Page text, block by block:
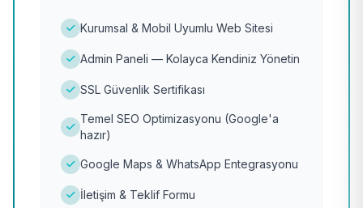
Kurumsal & Mobil Uyumlu Web Sitesi
Admin Paneli — Kolayca Kendiniz Yönetin
SSL Güvenlik Sertifikası
Temel SEO Optimizasyonu (Google'a
hazır)
Google Maps & WhatsApp Entegrasyonu
İletişim & Teklif Formu